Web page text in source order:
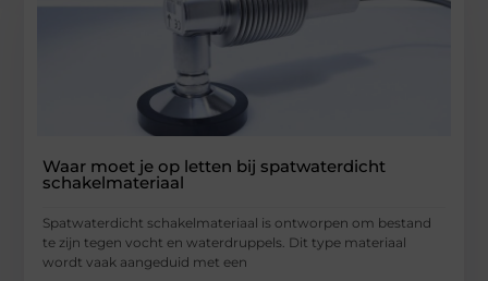
Waar moet je op letten bij spatwaterdicht
schakelmateriaal
Spatwaterdicht schakelmateriaal is ontworpen om bestand
te zijn tegen vocht en waterdruppels. Dit type materiaal
wordt vaak aangeduid met een